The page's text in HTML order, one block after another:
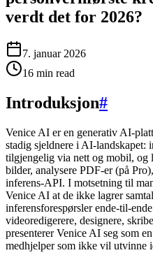
verdt det for 2026?
7. januar 2026
16 min read
Introduksjon#
Venice AI er en generativ AI-
stadig sjeldnere i AI-landskapet:
tilgjengelig via nett og mobil, og
bilder, analysere PDF-er (på
inferens-API. I motsetning til
Venice AI at de ikke lagrer
inferensforespørsler ende-til-
videoredigerere, designere,
presenterer Venice AI seg som
medhjelper som ikke vil utvinne